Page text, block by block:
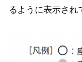
るように表示され